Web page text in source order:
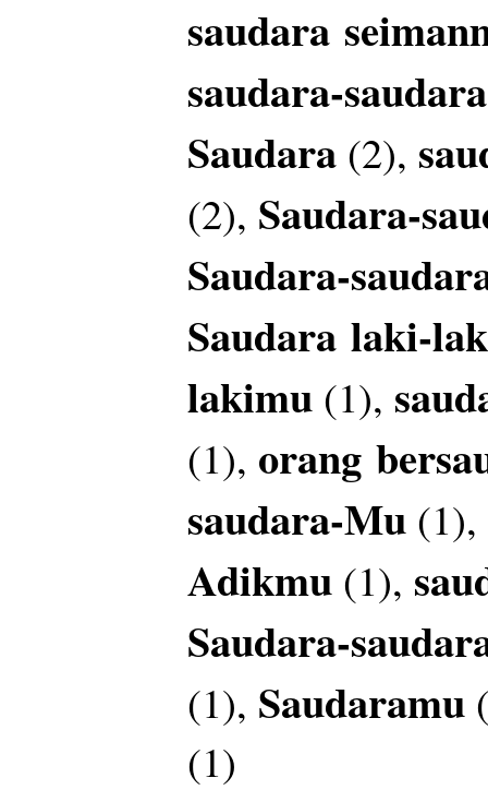
saudara
saudara-
Saudara (2),
(2), Saudara-
Saudara-
Saudara laki-
lakimu (1),
(1), orang
saudara-Mu (1),
Adikmu (1),
Saudara-
(1), Saudaramu
(1)